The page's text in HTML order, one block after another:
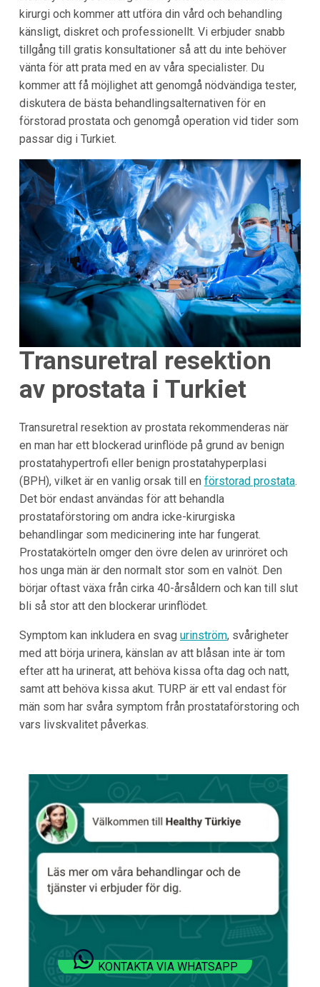
kirurgi och kommer att utföra din vård och behandling
känsligt, diskret och professionellt. Vi erbjuder snabb
tillgång till gratis konsultationer så att du inte behöver
vänta för att prata med en av våra specialister. Du
kommer att få möjlighet att genomgå nödvändiga tester,
diskutera de bästa behandlingsalternativen för en
förstorad prostata och genomgå operation vid tider som
passar dig i Turkiet.
Transuretral resektion
av prostata i Turkiet
Transuretral resektion av prostata rekommenderas när
en man har ett blockerad urinflöde på grund av benign
prostatahypertrofi eller benign prostatahyperplasi
(BPH), vilket är en vanlig orsak till en förstorad prostata.
Det bör endast användas för att behandla
prostataförstoring om andra icke-kirurgiska
behandlingar som medicinering inte har fungerat.
Prostatakörteln omger den övre delen av urinröret och
hos unga män är den normalt stor som en valnöt. Den
börjar oftast växa från cirka 40-årsåldern och kan till slut
bli så stor att den blockerar urinflödet.
Symptom kan inkludera en svag urinström, svårigheter
med att börja urinera, känslan av att blåsan inte är tom
efter att ha urinerat, att behöva kissa ofta dag och natt,
samt att behöva kissa akut. TURP är ett val endast för
män som har svåra symptom från prostataförstoring och
vars livskvalitet påverkas.
KONTAKTA VIA WHATSAPP